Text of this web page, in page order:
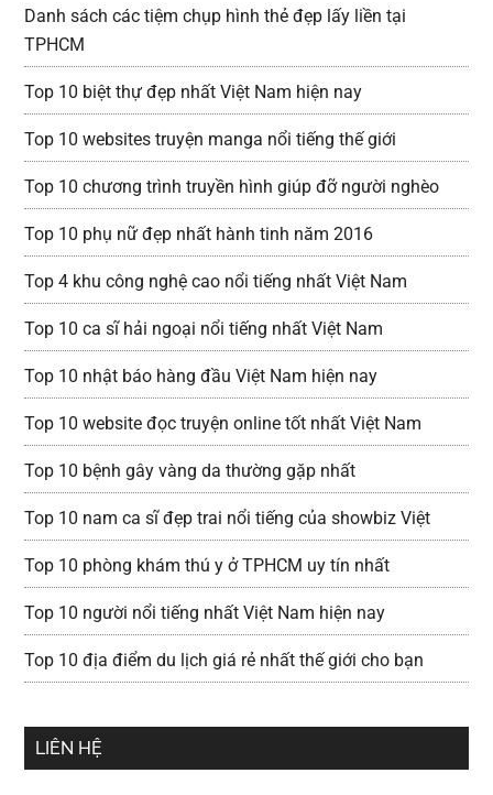
Danh sách các tiệm chụp hình thẻ đẹp lấy liền tại
TPHCM
Top 10 biệt thự đẹp nhất Việt Nam hiện nay
Top 10 websites truyện manga nổi tiếng thế giới
Top 10 chương trình truyền hình giúp đỡ người nghèo
Top 10 phụ nữ đẹp nhất hành tinh năm 2016
Top 4 khu công nghệ cao nổi tiếng nhất Việt Nam
Top 10 ca sĩ hải ngoại nổi tiếng nhất Việt Nam
Top 10 nhật báo hàng đầu Việt Nam hiện nay
Top 10 website đọc truyện online tốt nhất Việt Nam
Top 10 bệnh gây vàng da thường gặp nhất
Top 10 nam ca sĩ đẹp trai nổi tiếng của showbiz Việt
Top 10 phòng khám thú y ở TPHCM uy tín nhất
Top 10 người nổi tiếng nhất Việt Nam hiện nay
Top 10 địa điểm du lịch giá rẻ nhất thế giới cho bạn
LIÊN HỆ